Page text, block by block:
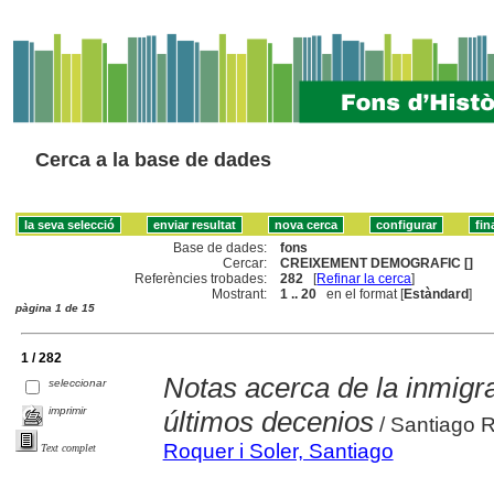
Cerca a la base de dades
Base de dades:
fons
Cercar:
CREIXEMENT DEMOGRAFIC []
Referències trobades:
282 [Refinar la cerca]
Mostrant:
1 .. 20 en el format [Estàndard]
pàgina 1 de 15
1 / 282
seleccionar
imprimir
Text complet
Notas acerca de la
últimos decenios/ Santiago
Roquer i Soler, Santiago